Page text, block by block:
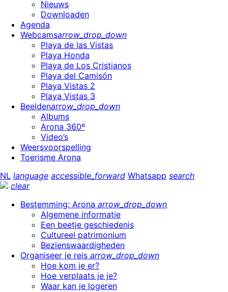
Nieuws
Downloaden
Agenda
Webcamsarrow_drop_down
Playa de las Vistas
Playa Honda
Playa de Los Cristianos
Playa del Camisón
Playa Vistas 2
Playa Vistas 3
Beeldenarrow_drop_down
Albums
Arona 360º
Video’s
Weersvoorspelling
Toerisme Arona
NL language accessible_forward Whatsapp search
clear
Bestemming: Arona arrow_drop_down
Algemene informatie
Een beetje geschiedenis
Cultureel patrimonium
Bezienswaardigheden
Organiseer je reis arrow_drop_down
Hoe kom je er?
Hoe verplaats je je?
Waar kan je logeren